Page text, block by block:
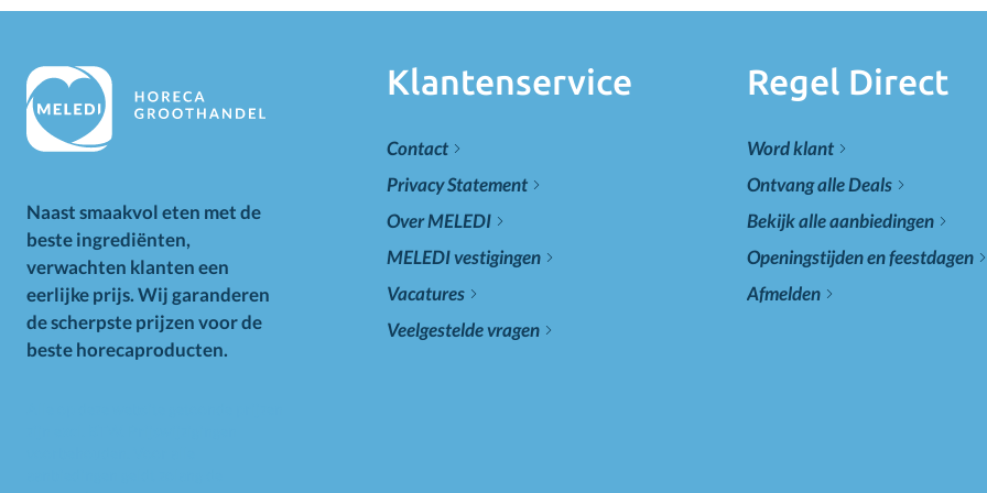
Naast smaakvol eten met de
beste ingrediënten,
verwachten klanten een
eerlijke prijs. Wij garanderen
de scherpste prijzen voor de
beste horecaproducten.
Klantenservice
Contact
Privacy Statement
Over MELEDI
MELEDI vestigingen
Vacatures
Veelgestelde vragen
Regel Direct
Word klant
Ontvang alle Deals
Bekijk alle aanbiedingen
Openingstijden en feestdagen
Afmelden